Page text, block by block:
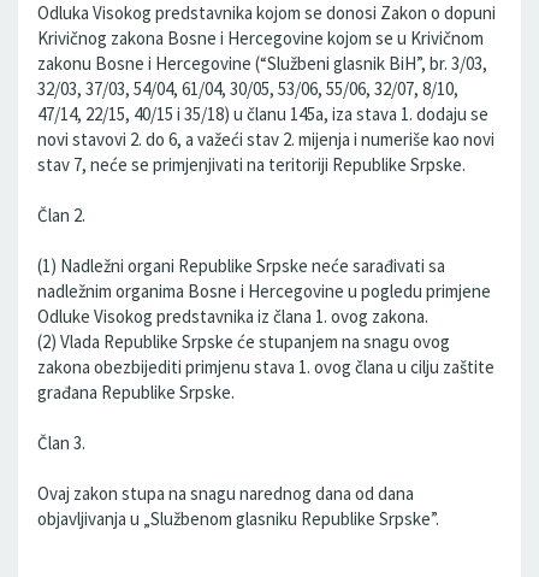
Odluka Visokog predstavnika kojom se donosi Zakon o dopuni
Krivičnog zakona Bosne i Hercegovine kojom se u Krivičnom
zakonu Bosne i Hercegovine (“Službeni glasnik BiH”, br. 3/03,
32/03, 37/03, 54/04, 61/04, 30/05, 53/06, 55/06, 32/07, 8/10,
47/14, 22/15, 40/15 i 35/18) u članu 145a, iza stava 1. dodaju se
novi stavovi 2. do 6, a važeći stav 2. mijenja i numeriše kao novi
stav 7, neće se primjenjivati na teritoriji Republike Srpske.
Član 2.
(1) Nadležni organi Republike Srpske neće sarađivati sa
nadležnim organima Bosne i Hercegovine u pogledu primjene
Odluke Visokog predstavnika iz člana 1. ovog zakona.
(2) Vlada Republike Srpske će stupanjem na snagu ovog
zakona obezbijediti primjenu stava 1. ovog člana u cilju zaštite
građana Republike Srpske.
Član 3.
Ovaj zakon stupa na snagu narednog dana od dana
objavljivanja u „Službenom glasniku Republike Srpske”.